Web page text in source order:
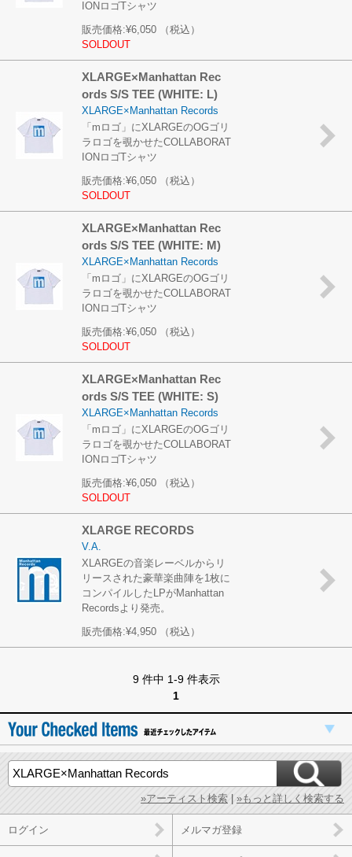
IONロゴTシャツ
販売価格:¥6,050
（税込）
SOLDOUT
XLARGE×Manhattan Rec
ords S/S TEE (WHITE: L)
XLARGE×Manhattan Records
「mロゴ」にXLARGEのOGゴリ
ラロゴを覗かせたCOLLABORAT
IONロゴTシャツ
販売価格:¥6,050
（税込）
SOLDOUT
XLARGE×Manhattan Rec
ords S/S TEE (WHITE: M)
XLARGE×Manhattan Records
「mロゴ」にXLARGEのOGゴリ
ラロゴを覗かせたCOLLABORAT
IONロゴTシャツ
販売価格:¥6,050
（税込）
SOLDOUT
XLARGE×Manhattan Rec
ords S/S TEE (WHITE: S)
XLARGE×Manhattan Records
「mロゴ」にXLARGEのOGゴリ
ラロゴを覗かせたCOLLABORAT
IONロゴTシャツ
販売価格:¥6,050
（税込）
SOLDOUT
XLARGE RECORDS
V.A.
XLARGEの音楽レーベルからリ
リースされた豪華楽曲陣を1枚に
コンパイルしたLPがManhattan
Recordsより発売。
販売価格:¥4,950 （税込）
9 件中 1-9 件表示
1
»アーティスト検索 | »もっと詳しく検索する
ログイン メルマガ登録